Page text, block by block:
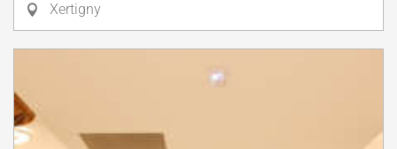
Xertigny